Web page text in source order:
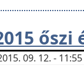
09. 12. -